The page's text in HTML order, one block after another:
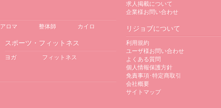
アロマ 整体師 カイロ
スポーツ・フィットネス
ヨガ フィットネス
求人掲載について
企業様お問い合わせ
リジョブについて
利用規約
ユーザ様お問い合わせ
よくある質問
個人情報保護方針
免責事項･特定商取引
会社概要
サイトマップ